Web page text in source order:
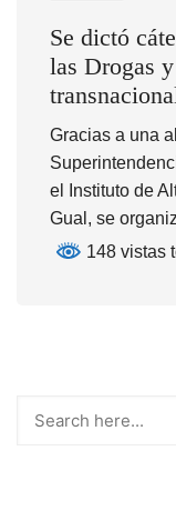
Se dictó
las Drogas
Gracias a una
el Instituto de
Gual, se
148 vistas